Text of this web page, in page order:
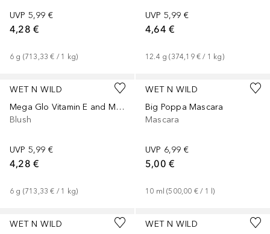
UVP 5,99 €
4,28 €
6 g (713,33 € / 1 kg)
UVP 5,99 €
4,64 €
12.4 g (374,19 € / 1 kg)
WET N WILD
Mega Glo Vitamin E and Makeup Stick Blush
Blush
UVP 5,99 €
4,28 €
6 g (713,33 € / 1 kg)
WET N WILD
Big Poppa Mascara
Mascara
UVP 6,99 €
5,00 €
10 ml (500,00 € / 1 l)
WET N WILD
WET N WILD